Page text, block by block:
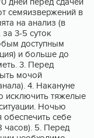
семяизвержений в
на анализ (в
за 3-5 суток
доступным
и больше до
3. Перед
мочой
4. Накануне
исключить тяжелые
Ночью
обеспечить себе
часов). 5. Перед